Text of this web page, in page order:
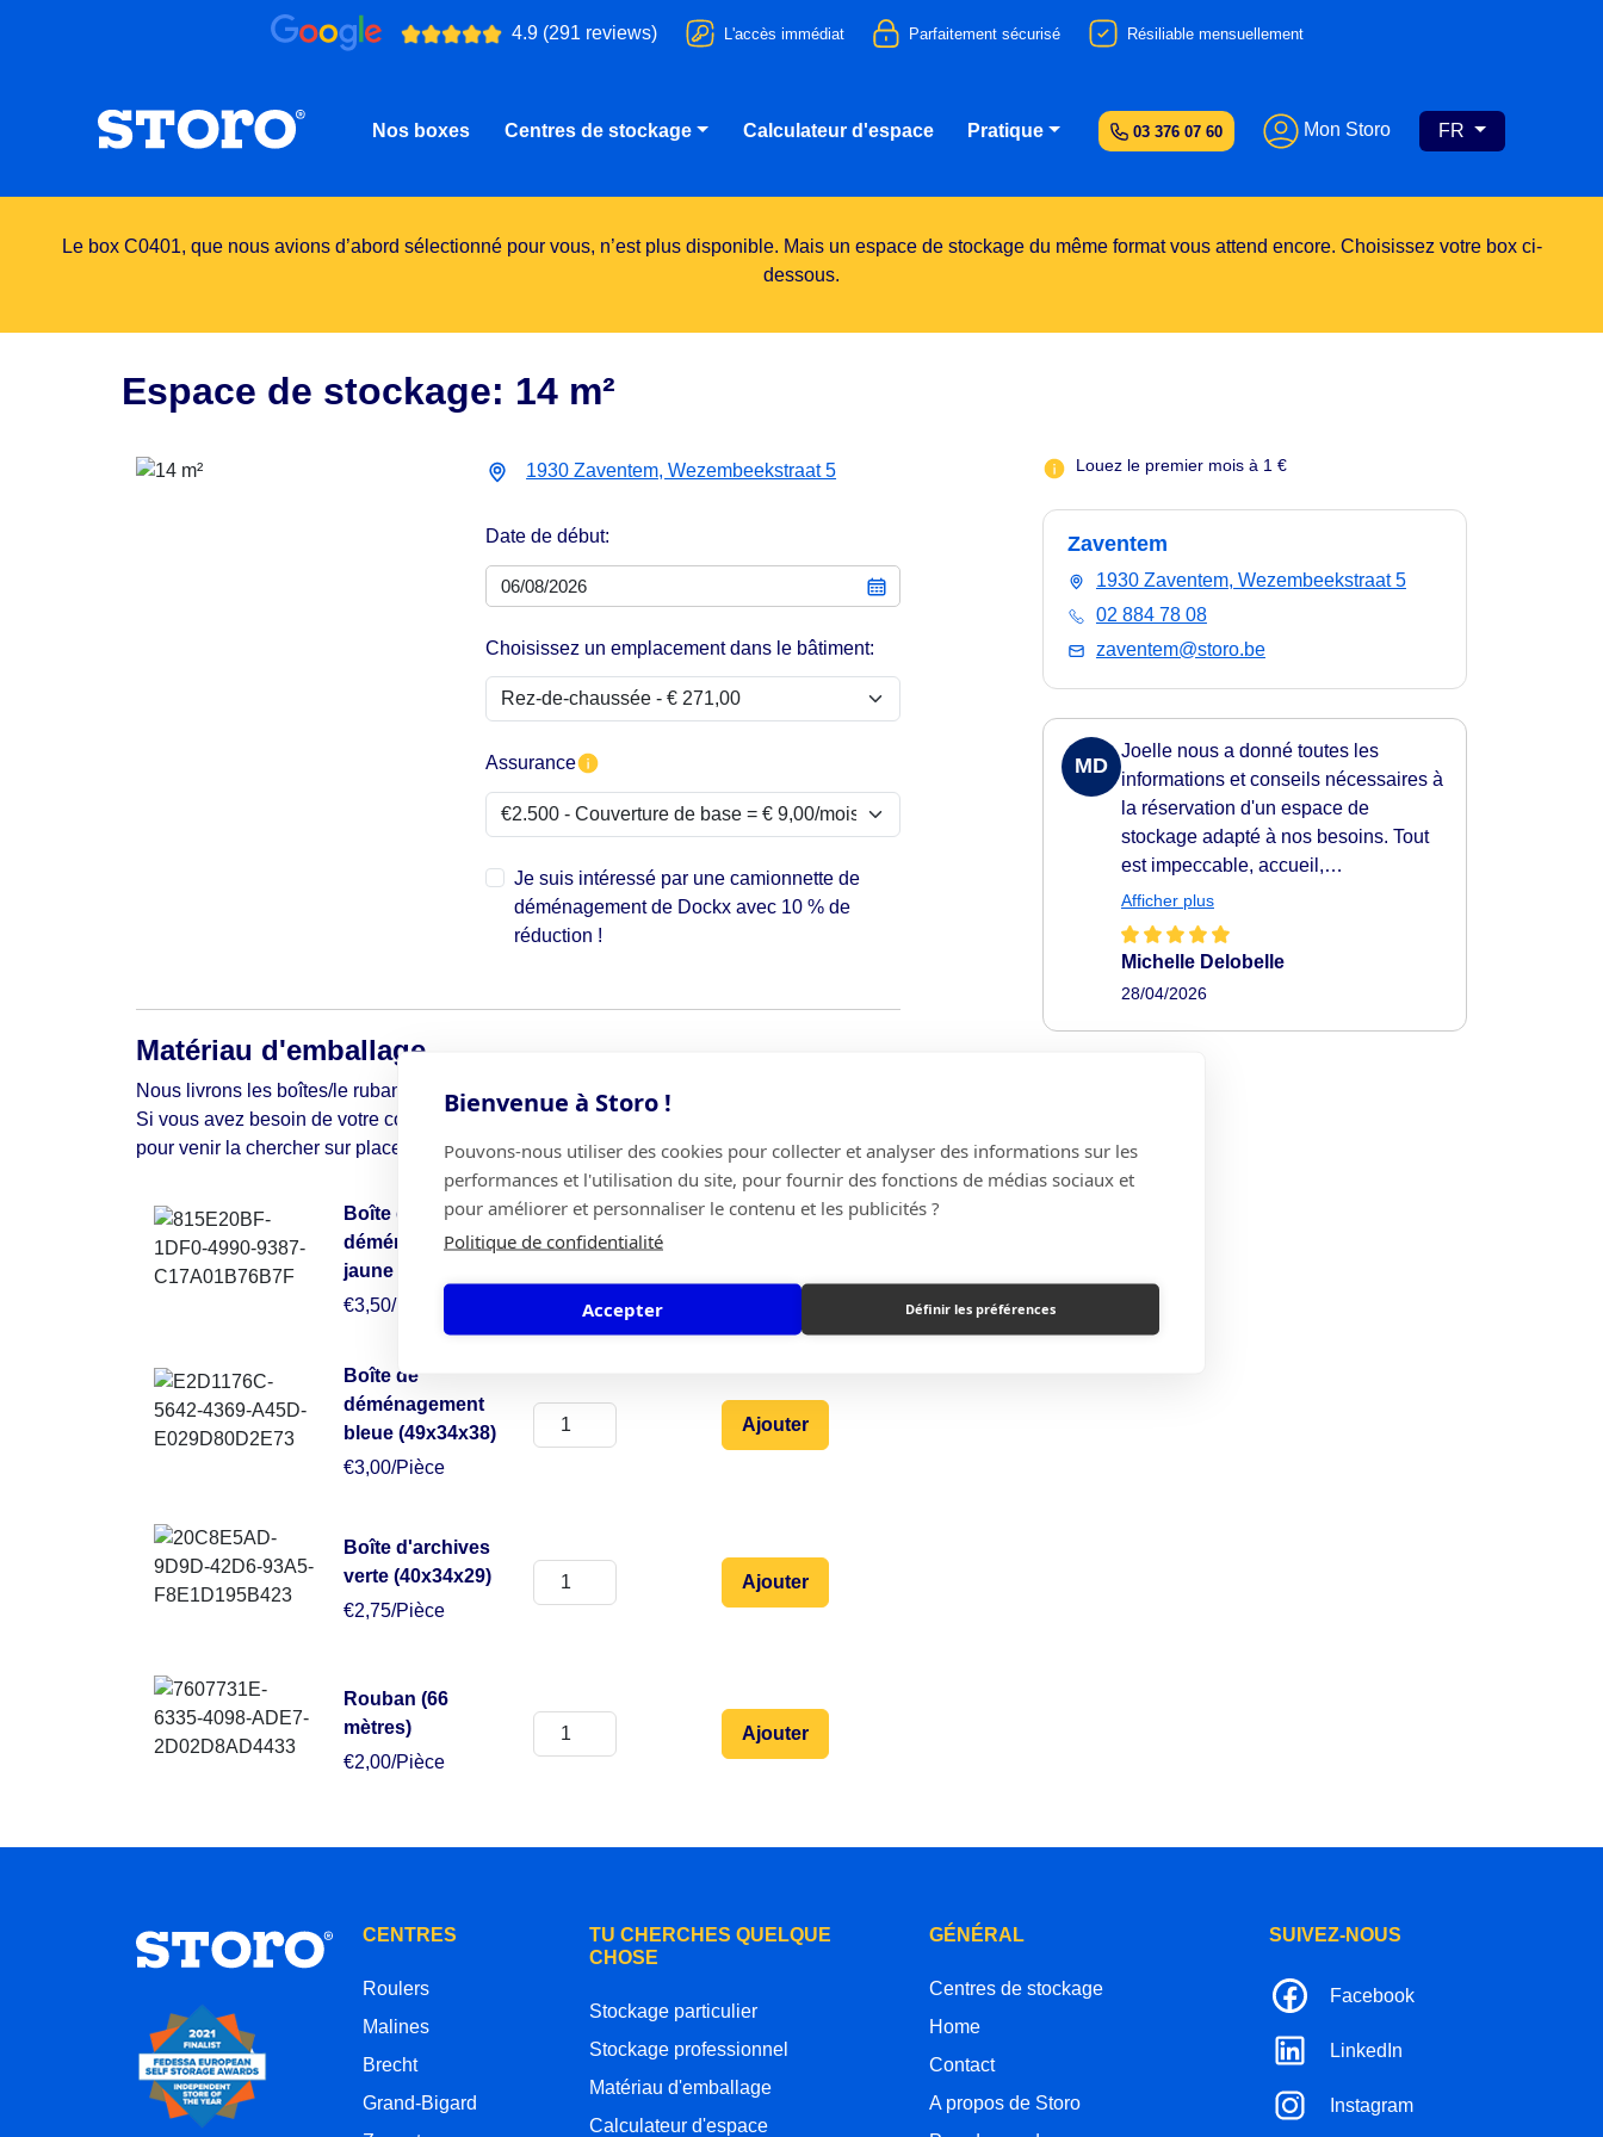
Bienvenue à Storo !
Pouvons-nous utiliser des cookies pour collecter et analyser des informations sur les
performances et l'utilisation du site, pour fournir des fonctions de médias sociaux et
pour améliorer et personnaliser le contenu et les publicités ?
Politique de confidentialité
Accepter Définir les préférences
4.9 (291 reviews) L'accès immédiat Parfaitement sécurisé Résiliable mensuellement
03 376 07 60 Mon Storo FR
Nos boxes Centres de stockage Calculateur d'espace Pratique
Le box C0401, que nous avions d’abord sélectionné pour vous, n’est plus disponible. Mais un espace de stockage du même format vous attend encore. Choisissez votre box ci-
dessous.
Espace de stockage: 14 m²
1930 Zaventem, Wezembeekstraat 5
Date de début:
Choisissez un emplacement dans le bâtiment:
Assurance
Je suis intéressé par une camionnette de
déménagement de Dockx avec 10 % de
réduction !
Matériau d'emballage
Nous livrons les boîtes/le ruban adhésif dans votre box à la date de début de votre contrat.
Si vous avez besoin de votre commande plus tôt, vous pouvez toujours nous contacter
pour venir la chercher sur place.
Boîte de
déménagement
jaune (50x50x30)
€3,50/Pièce
Boîte de
déménagement
bleue (49x34x38)
€3,00/Pièce
Ajouter
Boîte d'archives
verte (40x34x29)
€2,75/Pièce
Ajouter
Rouban (66
mètres)
€2,00/Pièce
Ajouter
Louez le premier mois à 1 €
Zaventem
1930 Zaventem, Wezembeekstraat 5
02 884 78 08
zaventem@storo.be
MD
Joelle nous a donné toutes les
informations et conseils nécessaires à
la réservation d'un espace de
stockage adapté à nos besoins. Tout
est impeccable, accueil,
communication, gestion du dossier,
localisation des installations Storo et
qualité des espaces, sécurité... Sans
Afficher plus
Michelle Delobelle
28/04/2026
CENTRES
Roulers
Malines
Brecht
Grand-Bigard
TU CHERCHES QUELQUE
CHOSE
Stockage particulier
Stockage professionnel
Matériau d'emballage
Calculateur d'espace
GÉNÉRAL
Centres de stockage
Home
Contact
A propos de Storo
SUIVEZ-NOUS
Facebook
LinkedIn
Instagram